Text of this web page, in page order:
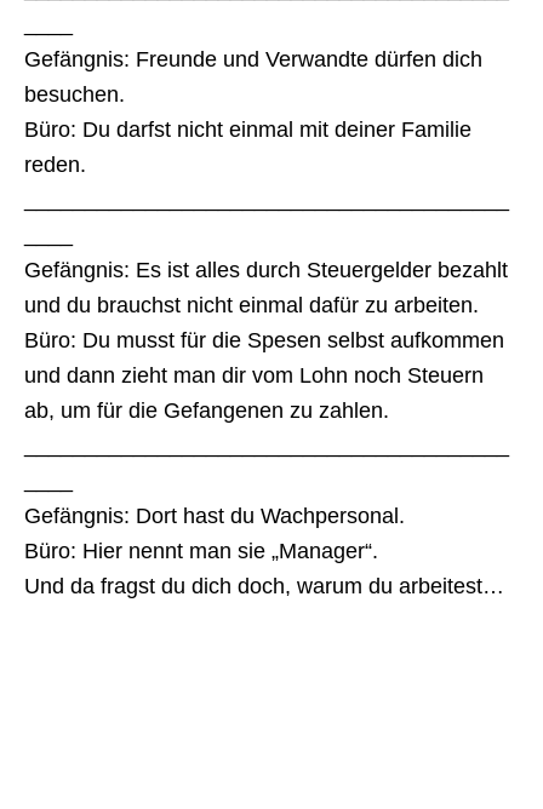
Gefängnis: Freunde und Verwandte dürfen dich
besuchen.
Büro: Du darfst nicht einmal mit deiner Familie
reden.
Gefängnis: Es ist alles durch Steuergelder bezahlt
und du brauchst nicht einmal dafür zu arbeiten.
Büro: Du musst für die Spesen selbst aufkommen
und dann zieht man dir vom Lohn noch Steuern
ab, um für die Gefangenen zu zahlen.
Gefängnis: Dort hast du Wachpersonal.
Büro: Hier nennt man sie „Manager“.
Und da fragst du dich doch, warum du arbeitest…